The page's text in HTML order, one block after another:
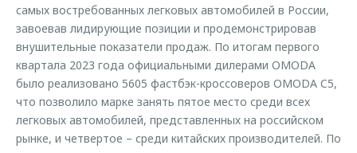
самых востребованных легковых автомобилей в России,
завоевав лидирующие позиции и продемонстрировав
внушительные показатели продаж. По итогам первого
квартала 2023 года официальными дилерами OMODA
было реализовано 5605 фастбэк-кроссоверов OMODA C5,
что позволило марке занять пятое место среди всех
легковых автомобилей, представленных на российском
рынке, и четвертое – среди китайских производителей. По